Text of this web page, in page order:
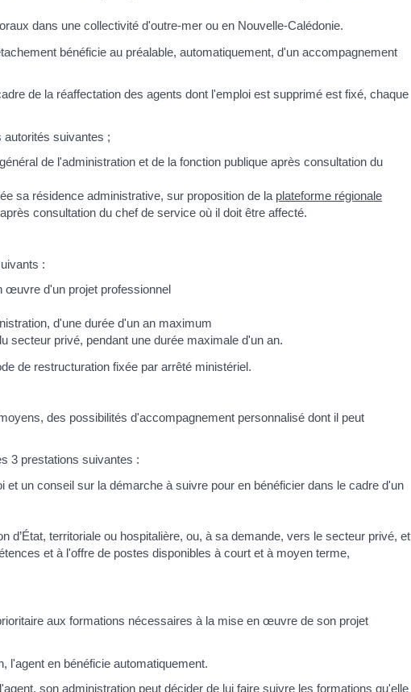
dans une collectivité d'outre-mer ou en Nouvelle-Calédonie.
bénéficie au préalable, automatiquement, d'un accompagnement
de la réaffectation des agents dont l'emploi est supprimé est fixé, chaque
autorités suivantes ;
de l'administration et de la fonction publique après consultation du
sa résidence administrative, sur proposition de la plateforme régionale
consultation du chef de service où il doit être affecté.
:
œuvre d'un projet professionnel
d'une durée d'un an maximum
secteur privé, pendant une durée maximale d'un an.
de restructuration fixée par arrêté ministériel.
des possibilités d'accompagnement personnalisé dont il peut
3 prestations suivantes :
un conseil sur la démarche à suivre pour en bénéficier dans le cadre d'un
d’État, territoriale ou hospitalière, ou, à sa demande, vers le secteur privé, et
et à l'offre de postes disponibles à court et à moyen terme,
aux formations nécessaires à la mise en œuvre de son projet
l'agent en bénéficie automatiquement.
son administration peut décider de lui faire suivre les formations qu'elle